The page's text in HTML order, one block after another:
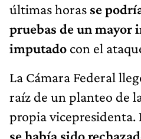
últimas horas se
pruebas de un mayor
imputado con el
La Cámara Federal
raíz de un planteo de
propia vicepresidenta.
se había sido